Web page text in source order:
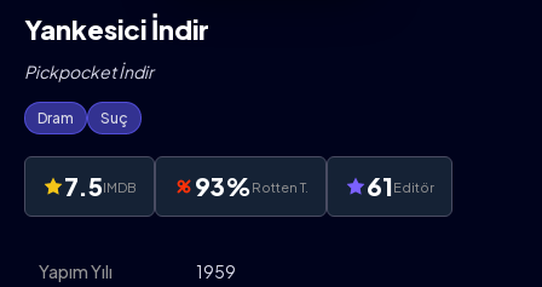
Yankesici İndir
Pickpocket İndir
Dram Suç
7.5IMDB 93%Rotten T. 61 Editör
Yapım Yılı 1959